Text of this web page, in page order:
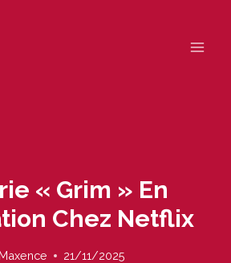
« Grim » En
Chez Netflix
Maxence 21/11/2025